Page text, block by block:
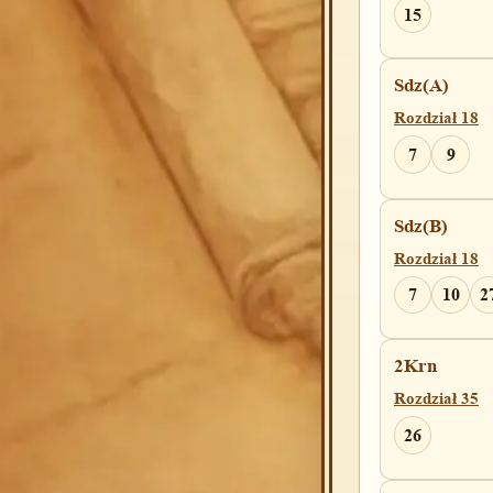
15
Sdz(A)
Rozdział 18
7 9
Sdz(B)
Rozdział 18
7 10
2Krn
Rozdział 35
26